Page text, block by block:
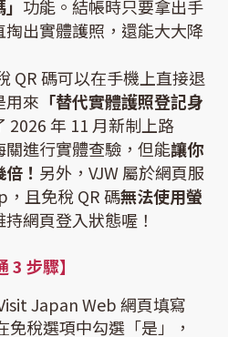
功能。結帳時只要拿出手
出實體護照，還能大大降
QR 碼可以在手機上直接退
用來 「替代實體護照登記身
2026 年 11 月新制上路
進行實體查驗，但能讓你
！ 另外，VJW 屬於網頁服
且免稅 QR 碼無法使用螢
持網頁登入狀態喔！
3 步驟】
Japan Web 網頁填寫
免稅選項中勾選「是」，